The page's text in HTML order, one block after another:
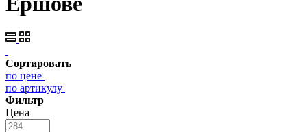
Сортировать
по цене
по артикулу
Фильтр
Цена